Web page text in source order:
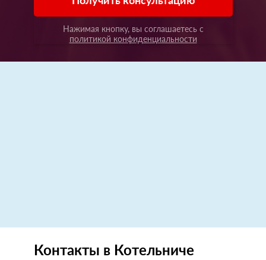
Нажимая кнопку, вы соглашаетесь с
политикой конфиденциальности
Контакты в Котельниче